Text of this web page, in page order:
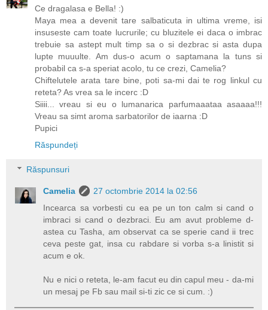
Ce dragalasa e Bella! :)
Maya mea a devenit tare salbaticuta in ultima vreme, isi
insuseste cam toate lucrurile; cu bluzitele ei daca o imbrac
trebuie sa astept mult timp sa o si dezbrac si asta dupa
lupte muuulte. Am dus-o acum o saptamana la tuns si
probabil ca s-a speriat acolo, tu ce crezi, Camelia?
Chiftelutele arata tare bine, poti sa-mi dai te rog linkul cu
reteta? As vrea sa le incerc :D
Siiii... vreau si eu o lumanarica parfumaaataa asaaaa!!!
Vreau sa simt aroma sarbatorilor de iaarna :D
Pupici
Răspundeți
Răspunsuri
Camelia
27 octombrie 2014 la 02:56
Incearca sa vorbesti cu ea pe un ton calm si cand o
imbraci si cand o dezbraci. Eu am avut probleme d-
astea cu Tasha, am observat ca se sperie cand ii trec
ceva peste gat, insa cu rabdare si vorba s-a linistit si
acum e ok.
Nu e nici o reteta, le-am facut eu din capul meu - da-mi
un mesaj pe Fb sau mail si-ti zic ce si cum. :)